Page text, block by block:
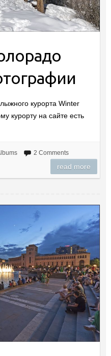
курорта Winter
курорту на сайте есть
2 Comments
read more